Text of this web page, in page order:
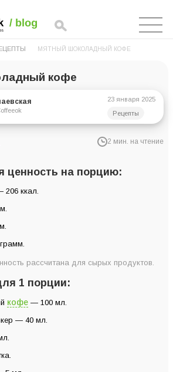
МЯТНЫЙ ШОКОЛАДНЫЙ КОФЕ
кофе
23 января 2025
Рецепты
2 мин. на чтение
приготовления
ценность на порцию:
ккал.
рассчитана для сырых продуктов.
1 порции:
кофе — 100 мл.
— 40 мл.